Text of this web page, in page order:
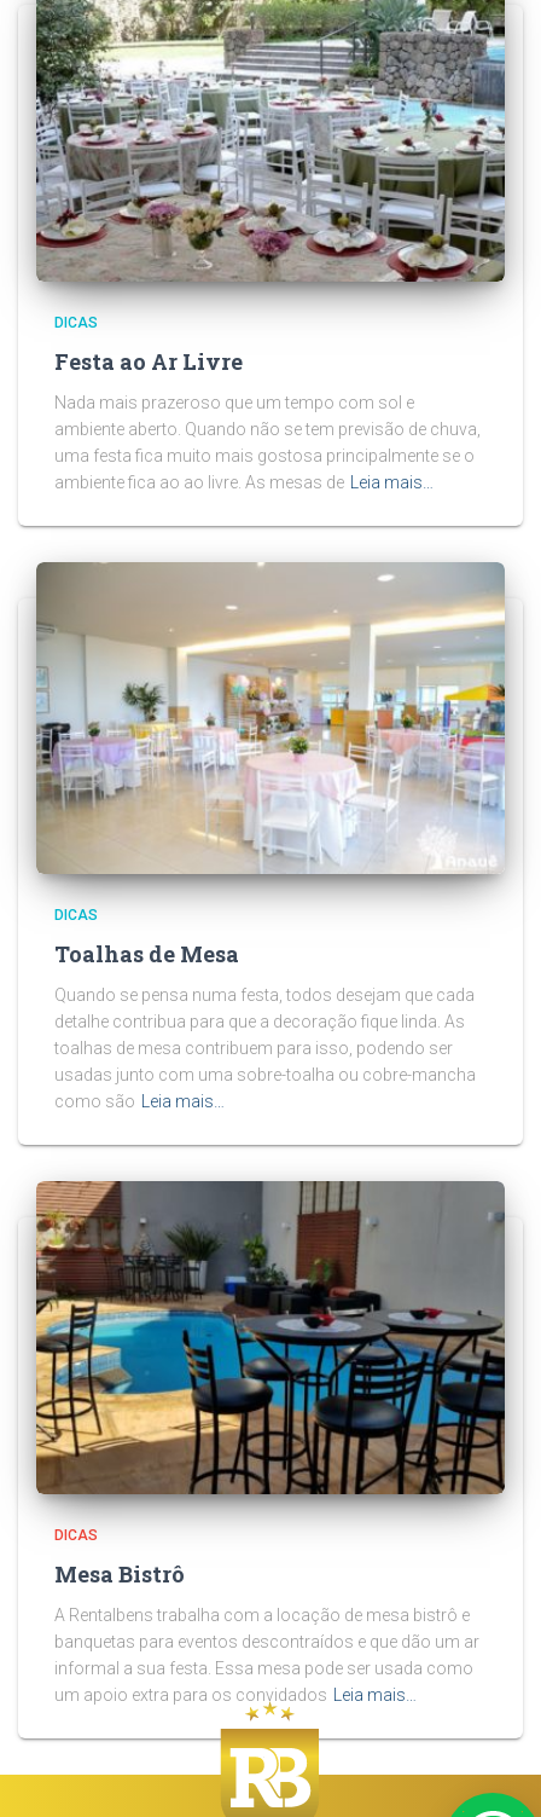
DICAS
Festa ao Ar Livre
Nada mais prazeroso que um tempo com sol e
ambiente aberto. Quando não se tem previsão de chuva,
uma festa fica muito mais gostosa principalmente se o
ambiente fica ao ao livre. As mesas de
Leia mais…
DICAS
Toalhas de Mesa
Quando se pensa numa festa, todos desejam que cada
detalhe contribua para que a decoração fique linda. As
toalhas de mesa contribuem para isso, podendo ser
usadas junto com uma sobre-toalha ou cobre-mancha
como são Leia mais…
DICAS
Mesa Bistrô
A Rentalbens trabalha com a locação de mesa bistrô e
banquetas para eventos descontraídos e que dão um ar
informal a sua festa. Essa mesa pode ser usada como
um apoio extra para os convidados
Leia mais…